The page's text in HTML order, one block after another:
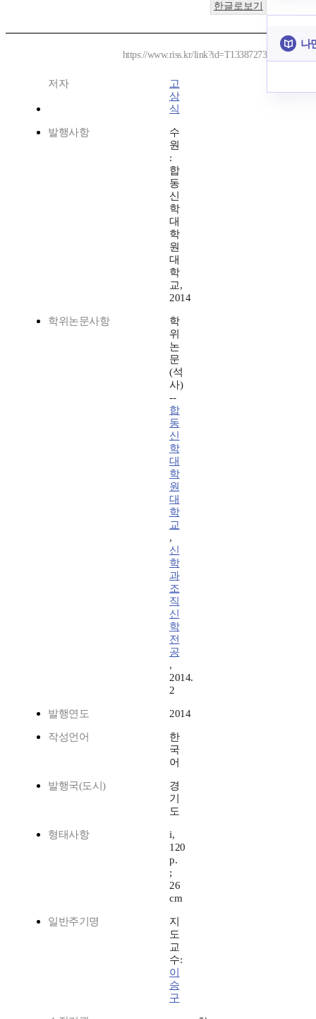
한글로보기
https://www.riss.kr/link?id=T13387273
저자
고
상
식
발행사항
수
원
:
합
동
신
학
대
학
원
대
학
교,
2014
학위논문사항
학
위
논
문
(석
사)
--
합
동
신
학
대
학
원
대
학
교
,
신
학
과
조
직
신
학
전
공
,
2014.
2
발행연도 2014
작성언어
한
국
어
발행국(도시)
경
기
도
형태사항
i,
120
p.
;
26
cm
일반주기명
지
도
교
수:
이
승
구
나